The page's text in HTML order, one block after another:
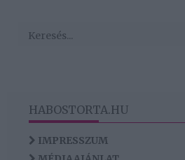
HABOSTORTA.HU
IMPRESSZUM